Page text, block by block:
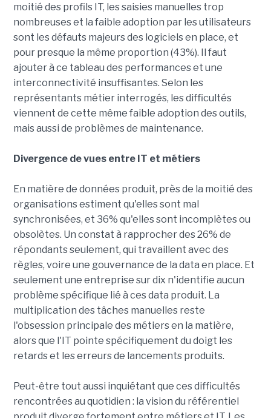
moitié des profils IT, les saisies manuelles trop
nombreuses et la faible adoption par les utilisateurs
sont les défauts majeurs des logiciels en place, et
pour presque la même proportion (43%). Il faut
ajouter à ce tableau des performances et une
interconnectivité insuffisantes. Selon les
représentants métier interrogés, les difficultés
viennent de cette même faible adoption des outils,
mais aussi de problèmes de maintenance.
Divergence de vues entre IT et métiers
En matière de données produit, près de la moitié des
organisations estiment qu'elles sont mal
synchronisées, et 36% qu'elles sont incomplètes ou
obsolètes. Un constat à rapprocher des 26% de
répondants seulement, qui travaillent avec des
règles, voire une gouvernance de la data en place. Et
seulement une entreprise sur dix n'identifie aucun
problème spécifique lié à ces data produit. La
multiplication des tâches manuelles reste
l'obsession principale des métiers en la matière,
alors que l'IT pointe spécifiquement du doigt les
retards et les erreurs de lancements produits.
Peut-être tout aussi inquiétant que ces difficultés
rencontrées au quotidien : la vision du référentiel